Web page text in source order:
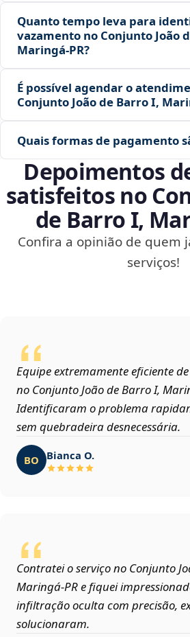
Quanto tempo leva para
vazamento no Conjunto João
Maringá‑PR?
É possível agendar o
Conjunto João de Barro I,
Quais formas de pagamento
Depoimentos
satisfeitos no
de Barro I,
Confira a opinião de quem
serviços!
Equipe extremamente eficiente
no Conjunto João de Barro I,
Identificaram o problema
sem quebradeira desnecessária.
BO Bianca O.
Contratei o serviço no Conjunto
Maringá‑PR e fiquei
infiltração oculta com precisão,
solucionaram.